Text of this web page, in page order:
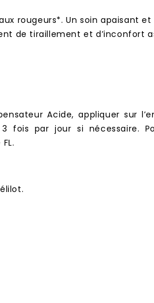
rougeurs*. Un soin apaisant
de tiraillement et d’inconfort
Acide, appliquer sur
par jour si nécessaire.